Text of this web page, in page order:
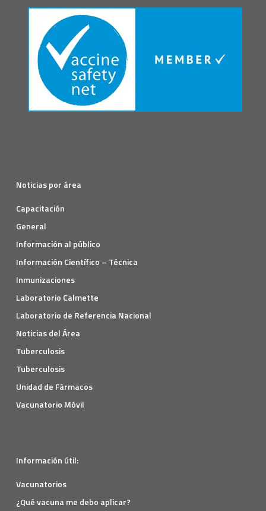
Noticias por área
Capacitación
General
Información al público
Información Científico – Técnica
Inmunizaciones
Laboratorio Calmette
Laboratorio de Referencia Nacional
Noticias del Área
Tuberculosis
Tuberculosis
Unidad de Fármacos
Vacunatorio Móvil
Información útil:
Vacunatorios
¿Qué vacuna me debo aplicar?